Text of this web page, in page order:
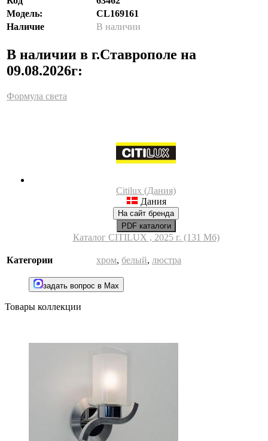
Модель:
CL169161
Наличие
В наличии
В наличии в г.Ставрополе на
09.08.2026г:
Формула света
Citilux (Дания)
Дания
На сайт бренда
PDF каталоги
Каталог CITILUX , 2025 г. (131 Мб)
Категории хром, белый, люстра
задать вопрос в Max
Товары коллекции